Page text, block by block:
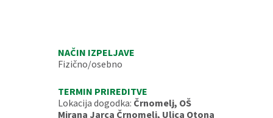
NAČIN IZPELJAVE
Fizično/osebno
TERMIN PRIREDITVE
Lokacija dogodka: Črnomelj, OŠ
Mirana Jarca Črnomelj, Ulica Otona